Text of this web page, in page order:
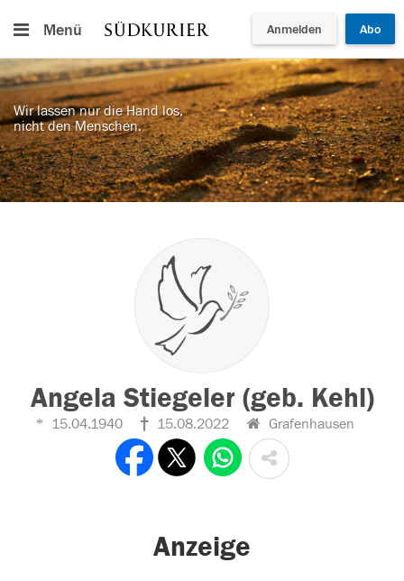
Menü Anmelden Abo
Wir lassen nur die Hand los,
nicht den Menschen.
Angela Stiegeler (geb. Kehl)
15.04.1940 15.08.2022 Grafenhausen
Anzeige